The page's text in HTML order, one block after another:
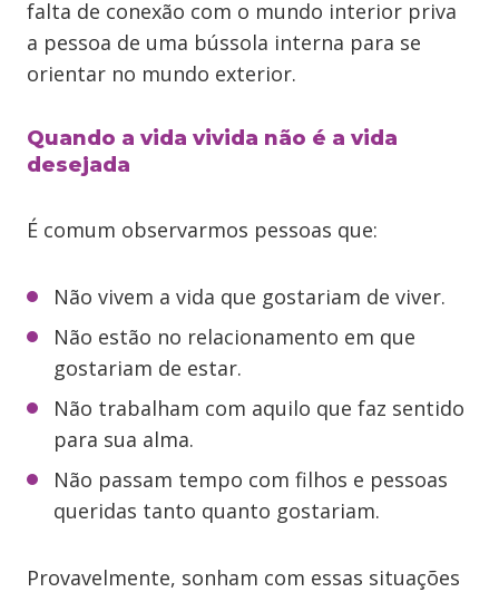
falta de conexão com o mundo interior priva
a pessoa de uma bússola interna para se
orientar no mundo exterior.
Quando a vida vivida não é a vida
desejada
É comum observarmos pessoas que:
Não vivem a vida que gostariam de viver.
Não estão no relacionamento em que
gostariam de estar.
Não trabalham com aquilo que faz sentido
para sua alma.
Não passam tempo com filhos e pessoas
queridas tanto quanto gostariam.
Provavelmente, sonham com essas situações